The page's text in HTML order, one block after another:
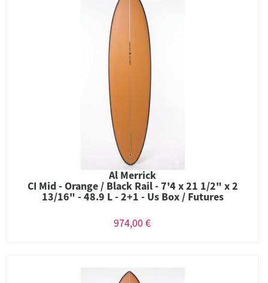
Al Merrick
CI Mid - Orange / Black Rail - 7'4 x 21 1/2" x 2
13/16" - 48.9 L - 2+1 - Us Box / Futures
974,00 €